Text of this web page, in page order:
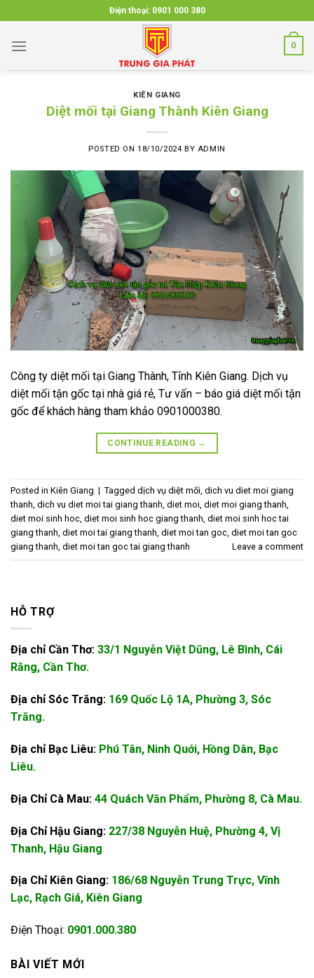
to
content
Điện thoại: 0901 000 380
0
KIÊN GIANG
Diệt mối tại Giang Thành Kiên Giang
POSTED ON 18/10/2024 BY ADMIN
Công ty diệt mối tại Giang Thành, Tỉnh Kiên Giang. Dịch vụ
diệt mối tận gốc tại nhà giá rẻ, Tư vấn – báo giá diệt mối tận
gốc để khách hàng tham khảo 0901000380.
CONTINUE READING →
Posted in Kiên Giang | Tagged dịch vụ diệt mối, dich vu diet moi giang
thanh, dich vu diet moi tai giang thanh, diet moi, diet moi giang thanh,
diet moi sinh hoc, diet moi sinh hoc giang thanh, diet moi sinh hoc tai
giang thanh, diet moi tai giang thanh, diet moi tan goc, diet moi tan goc
giang thanh, diet moi tan goc tai giang thanh Leave a comment
HỖ TRỢ
Địa chỉ Cần Thơ: 33/1 Nguyễn Việt Dũng, Lê Bình, Cái
Răng, Cần Thơ.
Địa chỉ Sóc Trăng: 169 Quốc Lộ 1A, Phường 3, Sóc
Trăng.
Địa chỉ Bạc Liêu: Phú Tân, Ninh Quới, Hồng Dân, Bạc
Liêu.
Địa Chỉ Cà Mau: 44 Quách Văn Phẩm, Phường 8, Cà Mau.
Địa Chỉ Hậu Giang: 227/38 Nguyễn Huệ, Phường 4, Vị
Thanh, Hậu Giang
Địa Chỉ Kiên Giang: 186/68 Nguyễn Trung Trực, Vĩnh
Lạc, Rạch Giá, Kiên Giang
Điện Thoại: 0901.000.380
BÀI VIẾT MỚI